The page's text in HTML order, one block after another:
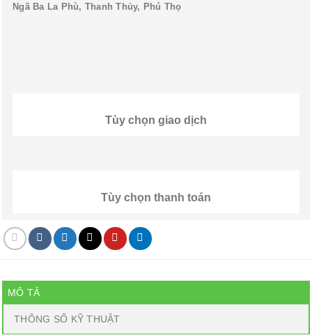
Ngã Ba La Phù, Thanh Thủy, Phú Thọ
Tùy chọn giao dịch
Tùy chọn thanh toán
MÔ TẢ
THÔNG SỐ KỸ THUẬT